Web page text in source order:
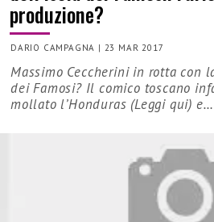
produzione?
DARIO CAMPAGNA | 23 MAR 2017
Massimo Ceccherini in rotta con
dei Famosi? Il comico toscano
mollato l’Honduras (Leggi qui) e…